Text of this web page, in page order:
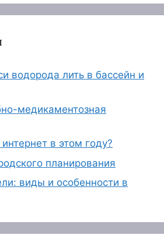
водорода лить в бассейн и
медикаментозная
в этом году?
планирования
виды и особенности в